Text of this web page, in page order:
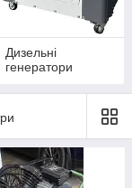
Дизельні
генератори